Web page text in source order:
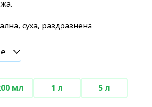
суха, раздразнена
мл 1 л 5 л